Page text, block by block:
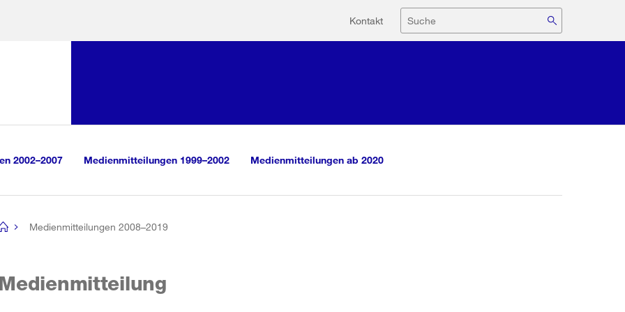
Hilfsnavigation
Kontakt Suche
2002–2007 Medienmitteilungen 1999–2002 Medienmitteilungen ab 2020
Medienmitteilungen 2008–2019